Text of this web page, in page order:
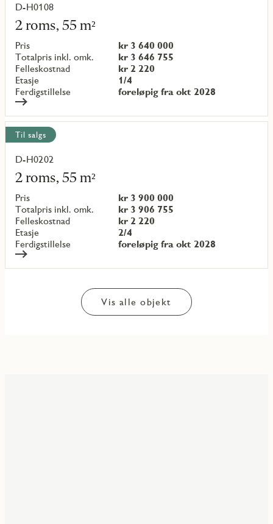
D-H0108
2 roms, 55 m²
Pris
kr 3 640 000
Totalpris inkl. omk.
kr 3 646 755
Felleskostnad
kr 2 220
Etasje
1/4
Ferdigstillelse
foreløpig fra okt 2028
Les
mer
om
objekt
{objectNumber}
Til salgs
D-H0202
2 roms, 55 m²
Pris
kr 3 900 000
Totalpris inkl. omk.
kr 3 906 755
Felleskostnad
kr 2 220
Etasje
2/4
Ferdigstillelse
foreløpig fra okt 2028
Les
mer
om
objekt
{objectNumber}
Vis alle objekt